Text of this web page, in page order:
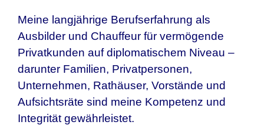
Meine langjährige Berufserfahrung als
Ausbilder und Chauffeur für vermögende
Privatkunden auf diplomatischem Niveau –
darunter Familien, Privatpersonen,
Unternehmen, Rathäuser, Vorstände und
Aufsichtsräte sind meine Kompetenz und
Integrität gewährleistet.